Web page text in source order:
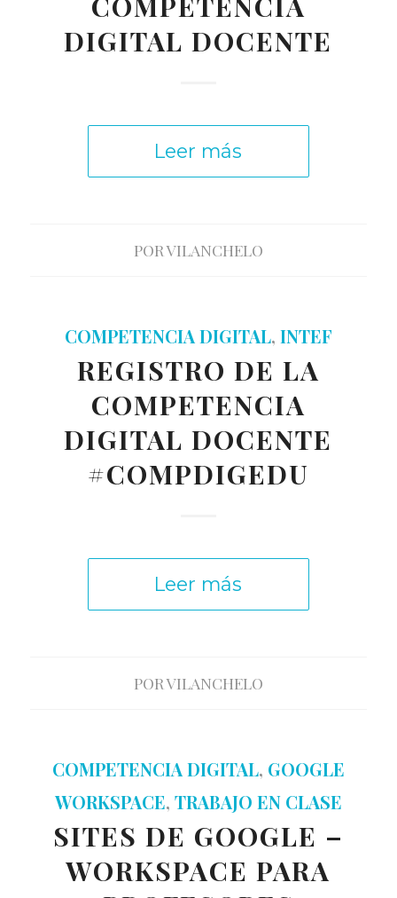
DIGITAL DOCENTE
Leer más
PORVILANCHELO
COMPETENCIA DIGITAL, INTEF
REGISTRO DE LA
COMPETENCIA
DIGITAL DOCENTE
#COMPDIGEDU
Leer más
PORVILANCHELO
COMPETENCIA DIGITAL, GOOGLE
WORKSPACE, TRABAJO EN CLASE
SITES DE GOOGLE –
WORKSPACE PARA